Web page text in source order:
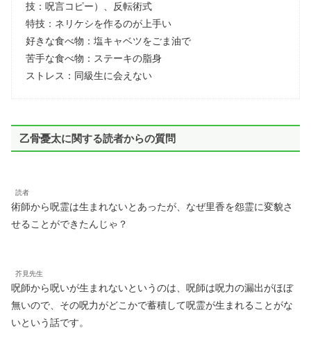
技：呪言コピー）、反転術式
特技：ネリケシを作るのが上手い
好きな食べ物：塩キャベツをごま油で
苦手な食べ物：ステーキの脂身
ストレス：同級生に会えない
乙骨憂太に関する読者からの質問
読者
術師から呪霊は生まれないとあったが、なぜ里香を怨霊に変貌さ
せることができたんじゃ？
芥見先生
呪師から呪いが生まれないというのは、呪師は呪力の漏出がほぼ
無いので、その呪力がどこかで蓄積して呪霊が生まれることがな
いという話です。